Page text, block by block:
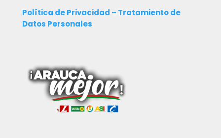
Política de Privacidad – Tratamiento de
Datos Personales